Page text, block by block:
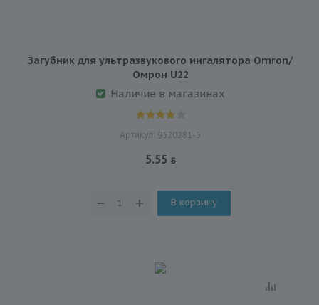
Загубник для ультразвукового ингалятора Omron/
Омрон U22
Наличие в магазинах
Артикул: 9520281-5
5.55
В корзину